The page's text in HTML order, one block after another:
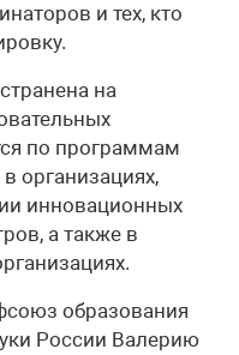
и тех, кто
на
по программам
организациях,
инновационных
а также в
образования
России Валерию